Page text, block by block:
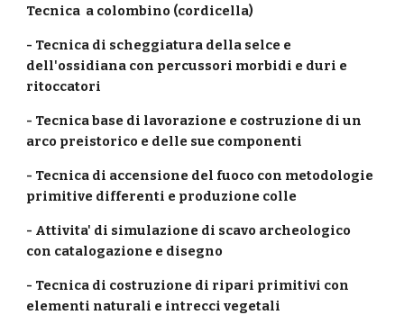
Tecnica a colombino (cordicella)
- Tecnica di scheggiatura della selce e
dell'ossidiana con percussori morbidi e duri e
ritoccatori
- Tecnica base di lavorazione e costruzione di un
arco preistorico e delle sue componenti
- Tecnica di accensione del fuoco con metodologie
primitive differenti e produzione colle
- Attivita' di simulazione di scavo archeologico
con catalogazione e disegno
- Tecnica di costruzione di ripari primitivi con
elementi naturali e intrecci vegetali